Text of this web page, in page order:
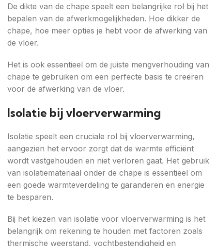
De dikte van de chape speelt een belangrijke rol bij het
bepalen van de afwerkmogelijkheden. Hoe dikker de
chape, hoe meer opties je hebt voor de afwerking van
de vloer.
Het is ook essentieel om de juiste mengverhouding van
chape te gebruiken om een ​​perfecte basis te creëren
voor de afwerking van de vloer.
Isolatie bij vloerverwarming
Isolatie speelt een cruciale rol bij vloerverwarming,
aangezien het ervoor zorgt dat de warmte efficiënt
wordt vastgehouden en niet verloren gaat. Het gebruik
van isolatiemateriaal onder de chape is essentieel om
een goede warmteverdeling te garanderen en energie
te besparen.
Bij het kiezen van isolatie voor vloerverwarming is het
belangrijk om rekening te houden met factoren zoals
thermische weerstand, vochtbestendigheid en